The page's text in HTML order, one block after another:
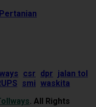
csr dpr jalan tol
smi waskita
. All Rights